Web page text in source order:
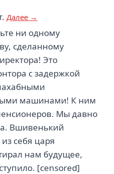
Далее →
ни одному
сделанному
Это
с задержкой
машинами! К ним
Мы давно
Вшивенький
себя царя
нам будущее,
[censored]